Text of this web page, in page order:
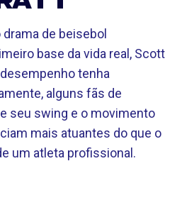
de beisebol
base da vida real, Scott
tenha
alguns fãs de
seu swing e o movimento
mais atuantes do que o
um atleta profissional.